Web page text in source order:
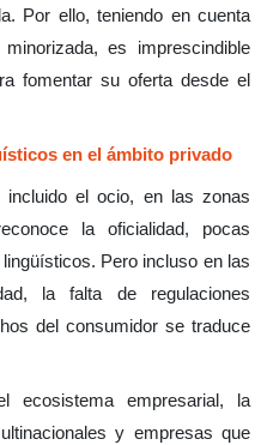
Por ello, teniendo en cuenta
es imprescindible
fomentar su oferta desde el
en el ámbito privado
incluido el ocio, en las zonas
la oficialidad, pocas
Pero incluso en las
la falta de regulaciones
del consumidor se traduce
ecosistema empresarial, la
y empresas que